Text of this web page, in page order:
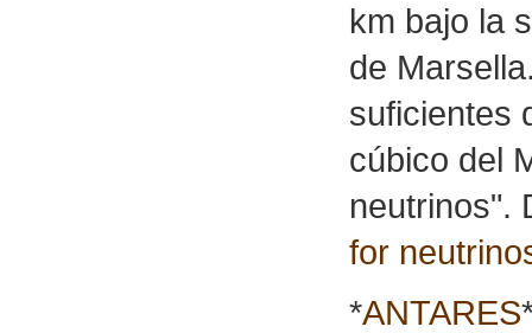
km bajo la
de
suficientes
cúbico del
neutrinos".
for
*ANTARES